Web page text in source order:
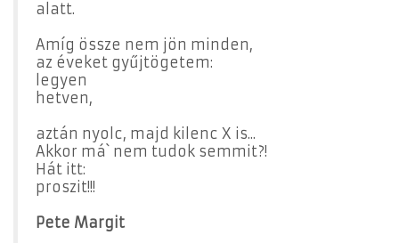
alatt.
Amíg össze nem jön minden,
az éveket gyűjtögetem:
legyen
hetven,
aztán nyolc, majd kilenc X is...
Akkor má` nem tudok semmit?!
Hát itt:
proszit!!!
Pete Margit